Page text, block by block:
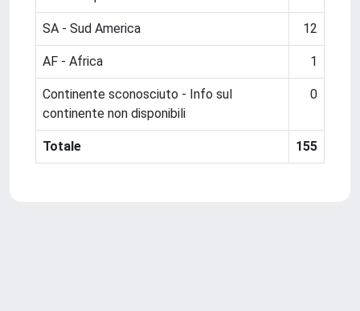
SA - Sud America 12
AF - Africa 1
Continente sconosciuto - Info sul
continente non disponibili
0
Totale 155